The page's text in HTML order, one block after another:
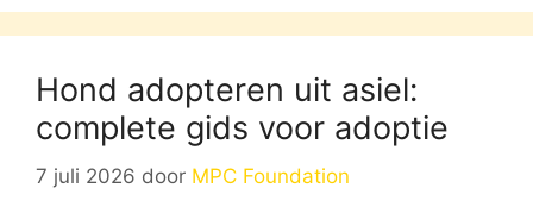
Hond adopteren uit asiel:
complete gids voor adoptie
7 juli 2026 door MPC Foundation